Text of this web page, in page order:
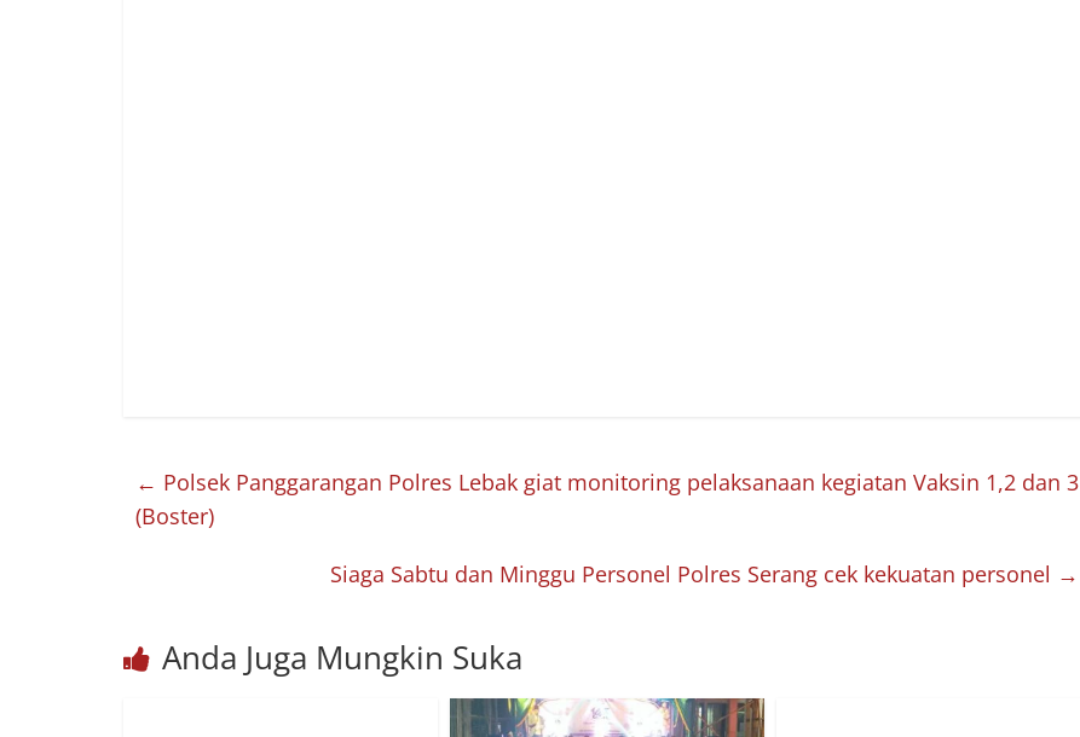
← Polsek Panggarangan Polres Lebak giat monitoring pelaksanaan kegiatan Vaksin 1,2 dan 3
(Boster)
Siaga Sabtu dan Minggu Personel Polres Serang cek kekuatan personel →
Anda Juga Mungkin Suka